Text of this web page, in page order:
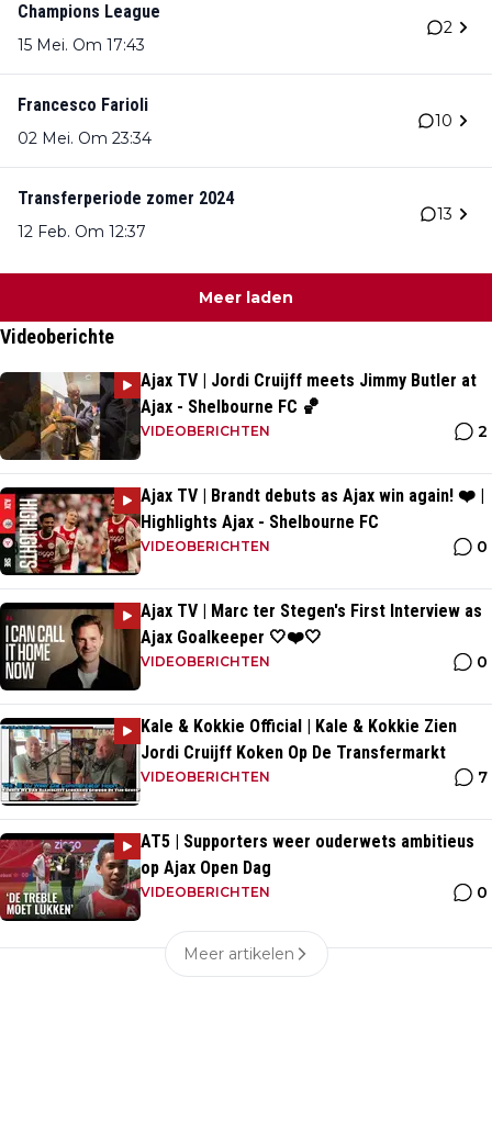
Champions League
15 Mei. Om 17:43
2
Francesco Farioli
02 Mei. Om 23:34
10
Transferperiode zomer 2024
12 Feb. Om 12:37
13
Meer laden
Videoberichte
Ajax TV | Jordi Cruijff meets Jimmy Butler at
Ajax - Shelbourne FC 🏀
VIDEOBERICHTEN 2
Ajax TV | Brandt debuts as Ajax win again! ❤️ |
Highlights Ajax - Shelbourne FC
VIDEOBERICHTEN 0
Ajax TV | Marc ter Stegen's First Interview as
Ajax Goalkeeper 🤍❤️🤍
VIDEOBERICHTEN 0
Kale & Kokkie Official | Kale & Kokkie Zien
Jordi Cruijff Koken Op De Transfermarkt
VIDEOBERICHTEN 7
AT5 | Supporters weer ouderwets ambitieus
op Ajax Open Dag
VIDEOBERICHTEN 0
Meer artikelen